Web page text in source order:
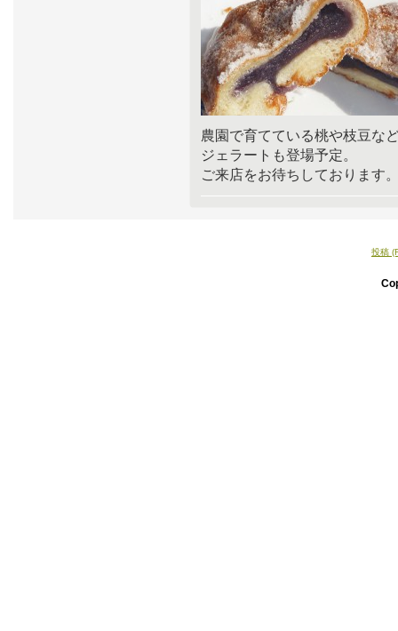
農園で育てている桃や枝豆な
ジェラートも登場予定。
ご来店をお待ちしております
投稿